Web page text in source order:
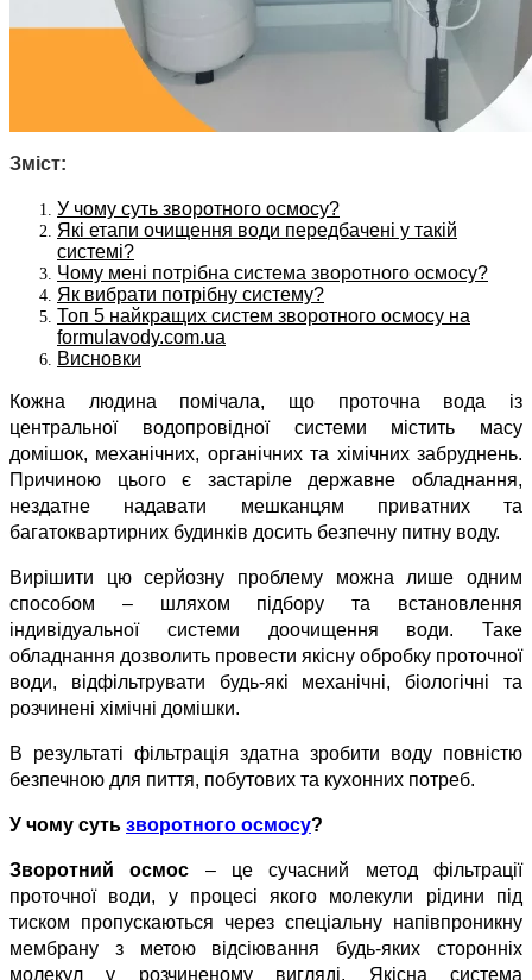
Зміст:
У чому суть зворотного осмосу?
Які етапи очищення води передбачені у такій
системі?
Чому мені потрібна система зворотного осмосу?
Як вибрати потрібну систему?
Топ 5 найкращих систем зворотного осмосу на
formulavody.com.ua
Висновки
Кожна людина помічала, що проточна вода із
центральної водопровідної системи містить масу
домішок, механічних, органічних та хімічних забруднень.
Причиною цього є застаріле державне обладнання,
нездатне надавати мешканцям приватних та
багатоквартирних будинків досить безпечну питну воду.
Вирішити цю серйозну проблему можна лише одним
способом – шляхом підбору та встановлення
індивідуальної системи доочищення води. Таке
обладнання дозволить провести якісну обробку проточної
води, відфільтрувати будь-які механічні, біологічні та
розчинені хімічні домішки.
В результаті фільтрація здатна зробити воду повністю
безпечною для пиття, побутових та кухонних потреб.
У чому суть зворотного осмосу?
Зворотний осмос – це сучасний метод фільтрації
проточної води, у процесі якого молекули рідини під
тиском пропускаються через спеціальну напівпроникну
мембрану з метою відсіювання будь-яких сторонніх
молекул у розчиненому вигляді. Якісна система